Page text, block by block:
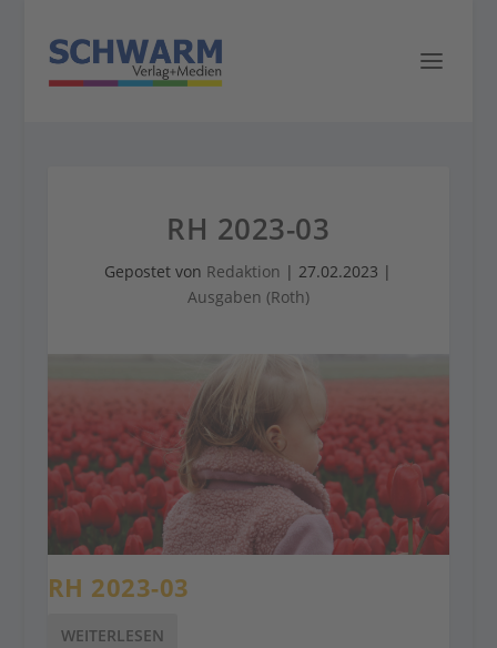
RH 2023-03
Gepostet von Redaktion |27.02.2023 |
Ausgaben (Roth)
RH 2023-03
WEITERLESEN